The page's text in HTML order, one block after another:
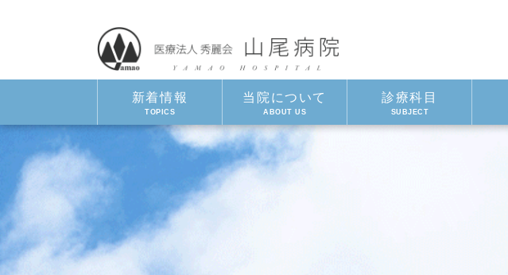
新着情報
TOPICS
当院について
ABOUT US
診療科目
SUBJECT